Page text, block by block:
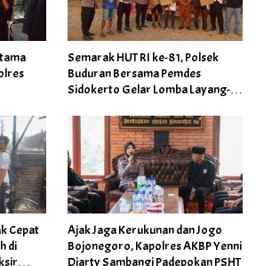
Semarak HUT RI ke-81, Polsek
Buduran Bersama Pemdes
Sidokerto Gelar Lomba Layang-
Cepat
di
Ajak Jaga Kerukunan dan Jogo
Bojonegoro, Kapolres AKBP Yenni
Diarty Sambangi Padepokan PSHT